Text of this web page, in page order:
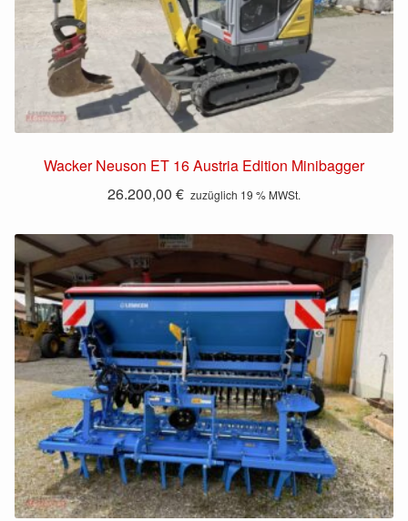
Wacker Neuson ET 16 Austria Edition Minibagger
26.200,00 € zuzüglich 19 % MWSt.